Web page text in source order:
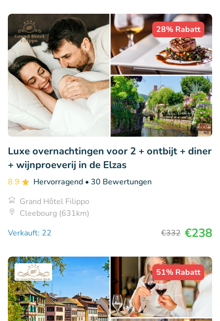
28% Rabatt
Luxe overnachtingen voor 2 + ontbijt + diner
+ wijnproeverij in de Elzas
8.9 Hervorragend • 30 Bewertungen
Grand Hôtel Filippo
Cleebourg (631km)
Verkauft: 22
€332 €238
51% Rabatt